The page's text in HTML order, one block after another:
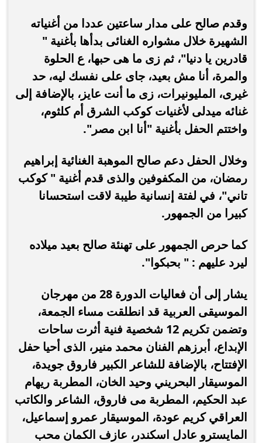
وقدم صالح على مدار ساعتين عددا من أغنياته
الشهيرة خلال مشواره الغنائى بدأها بأغنية "
قادرين يا دنيا"، ثم زى ما هى حبها، ع الحلوة
والمرة، أنا مش بعيد، جاى على نفسك ليه، حد
غيرى، المليونيرات، زى ما أنت عايز، بالإضافة إلى
غنائه ميدلى لأغنيات كوكب الشرق أم كلثوم،
واختتم الحفل بأغنية "أنا ابن مصر".
وخلال الحفل دعم صالح الموهبة الغنائية إبراهيم
رمضان، من المكفوفين والذى قدم أغنية " كوكب
تاني"، في لفتة إنسانية طيبة لاقت استحسانا
كبيرا من الجمهور.
كما حرص الجمهور على تهنئة صالح بعيد ميلاده
ليرد عليهم : " بحبكوا".
يشار إلى أن فعاليات الدورة 28 من مهرجان
الموسيقى العربية قد انطلقت مساء الجمعة،
وتضمن تكريم 12 شخصية فنية أثرت ساحات
الإبداع، أبرزهم الفنان محمد منير، الذى أحيا حفل
الإفتتاح، بالإضافة للشاعر الكبير فاروق جويدة،
الموسيقار البحريني وحيد الخان، المطربة ريهام
عبد الحكيم، المطربة مى فاروق، الشاعر والكاتب
العراقي كريم عودة، الموسيقار عمرو إسماعيل،
المايسترو عادل اسكندر، عازف الكمان محب